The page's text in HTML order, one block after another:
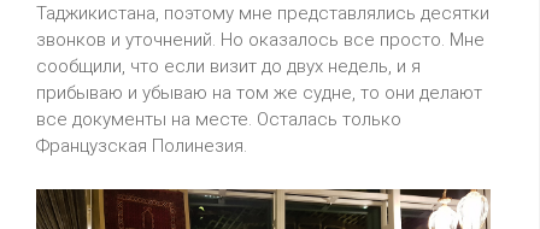
Таджикистана, поэтому мне представлялись десятки
звонков и уточнений. Но оказалось все просто. Мне
сообщили, что если визит до двух недель, и я
прибываю и убываю на том же судне, то они делают
все документы на месте. Осталась только
Французская Полинезия.